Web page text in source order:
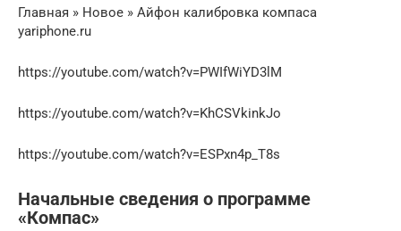
Главная » Новое » Айфон калибровка компаса
yariphone.ru
https://youtube.com/watch?v=PWIfWiYD3lM
https://youtube.com/watch?v=KhCSVkinkJo
https://youtube.com/watch?v=ESPxn4p_T8s
Начальные сведения о программе
«Компас»